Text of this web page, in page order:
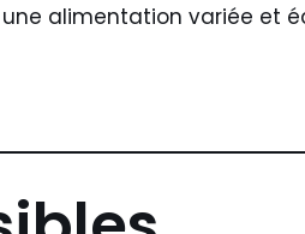
alimentation variée et